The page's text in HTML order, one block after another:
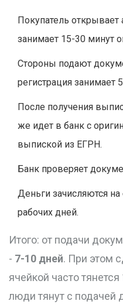
Покупатель открывает
занимает 15-30 минут
Стороны подают
регистрация занимает
После получения
же идет в банк с
выпиской из ЕГРН.
Банк проверяет
Деньги зачисляются
рабочих дней.
Итого: от подачи
- 7-10 дней. При этом
ячейкой часто
люди тянут с подачей